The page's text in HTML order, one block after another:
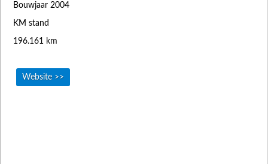
Bouwjaar 2004
KM stand
196.161 km
Website >>